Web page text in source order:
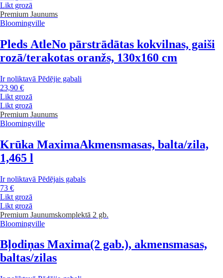
Likt grozā
Premium Jaunums
Bloomingville
Pleds AtleNo pārstrādātas kokvilnas, gaiši
rozā/terakotas oranžs, 130x160 cm
Ir noliktavā Pēdējie gabali
23,90 €
Likt grozā
Likt grozā
Premium Jaunums
Bloomingville
Krūka MaximaAkmensmasas, balta/zila,
1,465 l
Ir noliktavā Pēdējais gabals
73 €
Likt grozā
Likt grozā
Premium Jaunumskomplektā 2 gb.
Bloomingville
Bļodiņas Maxima(2 gab.), akmensmasas,
baltas/zilas